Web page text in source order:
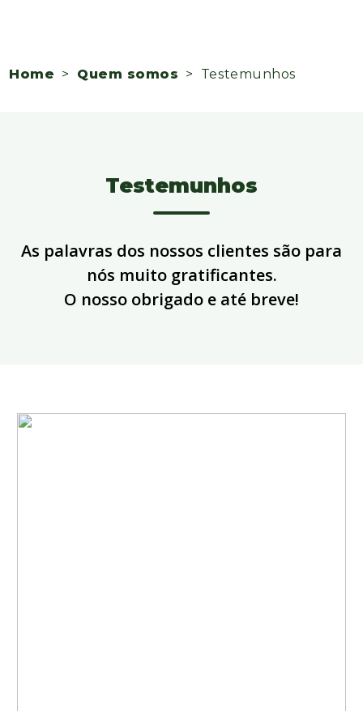
Home > Quem somos > Testemunhos
Testemunhos
As palavras dos nossos clientes são para
nós muito gratificantes.
O nosso obrigado e até breve!